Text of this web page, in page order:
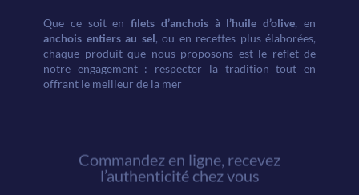
Que ce soit enfilets d’anchois à l’huile d’olive, en
anchois entiers au sel, ou en recettes plus élaborées,
chaque produit que nous proposons est le reflet de
notre engagement : respecter la tradition tout en
offrant le meilleur de la mer
Commandez en ligne, recevez
l’authenticité chez vous